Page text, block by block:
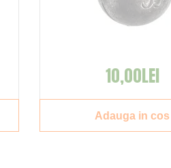
10,00LEI
Adauga in cos